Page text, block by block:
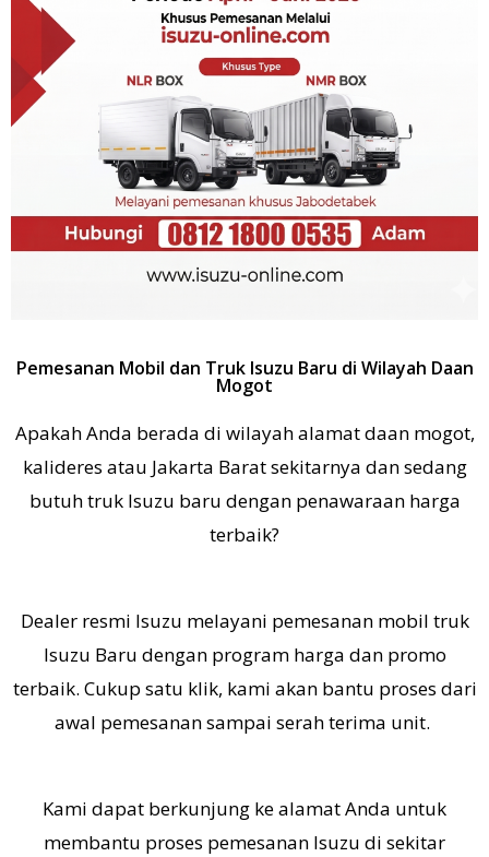
Pemesanan Mobil dan Truk Isuzu Baru di Wilayah Daan
Mogot
Apakah Anda berada di wilayah alamat daan mogot,
kalideres atau Jakarta Barat sekitarnya dan sedang
butuh truk Isuzu baru dengan penawaraan harga
terbaik?
Dealer resmi Isuzu melayani pemesanan mobil truk
Isuzu Baru dengan program harga dan promo
terbaik. Cukup satu klik, kami akan bantu proses dari
awal pemesanan sampai serah terima unit.
Kami dapat berkunjung ke alamat Anda untuk
membantu proses pemesanan Isuzu di sekitar